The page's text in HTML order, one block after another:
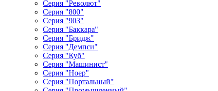
Серия "Револют"
Серия "800"
Серия "903"
Серия "Баккара"
Серия "Бридж"
Серия "Демпси"
Серия "Куб"
Серия "Машинист"
Серия "Ноер"
Серия "Портальный"